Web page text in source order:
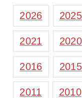
2026 2025
2021 2020
2016 2015
2011 2010